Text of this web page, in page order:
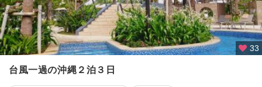
八
重
山
列
島
33
台風一過の沖縄２泊３日